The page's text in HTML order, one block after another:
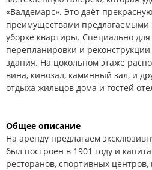
«Валдемарс». Это даёт
преимуществами предлагаемыми
уборке квартиры. Специально для
перепланировки и
здания. На цокольном этаже
вина, кинозал, каминный зал, и
отдыха жильцов дома и гостей
Общее описание
На аренду предлагаем
был построен в 1901 году и
ресторанов, спортивных центров,